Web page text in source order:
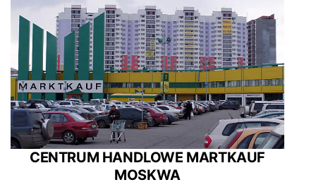
CENTRUM HANDLOWE MARTKAUF
MOSKWA